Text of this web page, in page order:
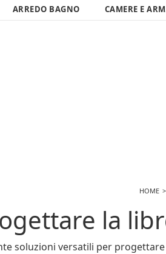
ARREDO BAGNO CAMERE E
HOME
la
soluzioni versatili per